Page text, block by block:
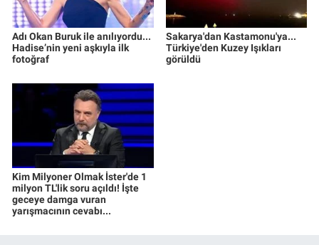
Adı Okan Buruk ile anılıyordu...
Hadise’nin yeni aşkıyla ilk
fotoğraf
Sakarya'dan Kastamonu'ya...
Türkiye'den Kuzey Işıkları
görüldü
Kim Milyoner Olmak İster'de 1
milyon TL'lik soru açıldı! İşte
geceye damga vuran
yarışmacının cevabı...